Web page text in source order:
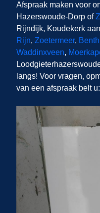
Afspraak maken voor
Hazerswoude-Dorp of
Rijndijk, Koudekerk
Rijn, Zoetermeer,
Waddinxveen,
langs! Voor vragen,
van een afspraak belt u: